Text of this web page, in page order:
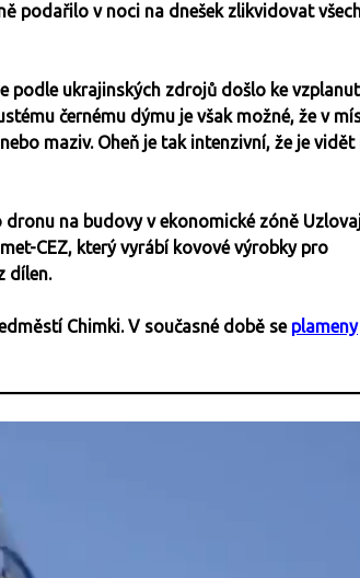
podařilo v noci na dnešek zlikvidovat
podle ukrajinských zdrojů došlo ke
černému dýmu je však možné, že v
maziv. Oheň je tak intenzivní, že je vidět
dronu na budovy v ekonomické zóně
CEZ, který vyrábí kovové výrobky pro
dílen.
Chimki. V současné době se plameny